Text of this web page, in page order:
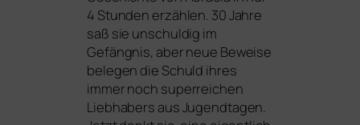
4 Stunden erzäh­len. 30 Jahre
saß sie unschul­dig im
Gefängnis, aber neue Beweise
bele­gen die Schuld ihres
immer noch super­rei­chen
Liebhabers aus Jugendtagen.